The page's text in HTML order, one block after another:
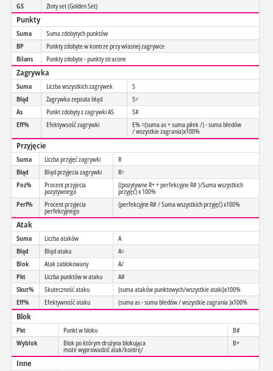
GS
Złoty set (Golden Set)
Punkty
Suma
Suma zdobytych punktów
BP
Punkty zdobyte w kontrze przy własnej zagrywce
Bilans
Punkty zdobyte - punkty stracone
Zagrywka
Suma Liczba wszystkich zagrywek
S
Błąd
Zagrywka zepsuta błąd
S=
As
Punkt zdobyty z zagrywki AS
S#
Eff%
Efektywsość zagrywki E% =(suma as + suma piłek /) - suma błedów
/ wszystkie zagrania)x100%
Przyjęcie
Suma Liczba przyjęć zagrywki
R
Błąd
Błąd przyjecia zagrywki
R=
Poz%
Procent przyjecia
pozytywnego
((pozytywne R+ + perfekcyjne R# )/Suma wszystkich
przyjęć) x 100%
Perf%
Procent przyjecia
perfekcyjnego
(perfekcyjne R# / Suma wszystkich przyjęć) x100%
Atak
Suma Liczba ataków
A
Błąd
Błąd ataku
A=
Blok
Atak zablokowany
A/
Pkt
Liczba punktów w ataku
A#
Skut%
Skuteczność ataku
(suma ataków punktowych/wszystkie ataki)x100%
Eff%
Efektywność ataku (suma as - suma błedów / wszystkie zagrania )x100%
Blok
Pkt Punkt w bloku
B#
Wyblok
Blok po którym drużyna blokująca
może wyprowadzić atak/kontrę/
B+
Inne